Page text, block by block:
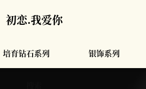
初恋.我爱你
培育钻石系列 银饰系列